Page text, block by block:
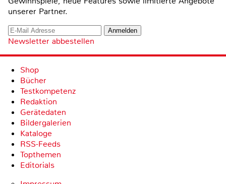
unserer Partner.
Newsletter abbestellen
Shop
Bücher
Testkompetenz
Redaktion
Gerätedaten
Bildergalerien
Kataloge
RSS-Feeds
Topthemen
Editorials